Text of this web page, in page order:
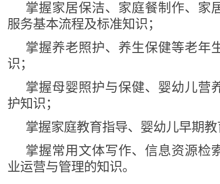
掌握家居保洁、家庭餐制作、家
服务基本流程及标准知识；
掌握养老照护、养生保健等老年
识；
掌握母婴照护与保健、婴幼儿营
护知识；
掌握家庭教育指导、婴幼儿早期
掌握常用文体写作、信息资源检
业运营与管理的知识。